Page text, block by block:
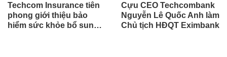
Techcom Insurance tiên
phong giới thiệu bảo
hiểm sức khỏe bổ sung
Cựu CEO Techcombank
Nguyễn Lê Quốc Anh làm
Chủ tịch HĐQT Eximbank